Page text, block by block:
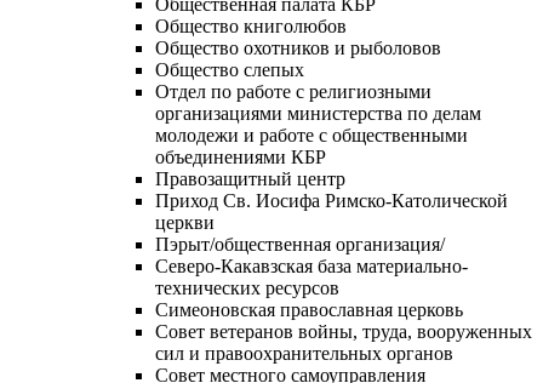
Общество книголюбов
Общество охотников и рыболовов
Общество слепых
Отдел по работе с религиозными
организациями министерства по делам
молодежи и работе с общественными
объединениями КБР
Правозащитный центр
Приход Св. Иосифа Римско-Католической
церкви
Пэрыт/общественная организация/
Северо-Какавзская база материально-
технических ресурсов
Симеоновская православная церковь
Совет ветеранов войны, труда, вооруженных
сил и правоохранительных органов
Совет местного самоуправления